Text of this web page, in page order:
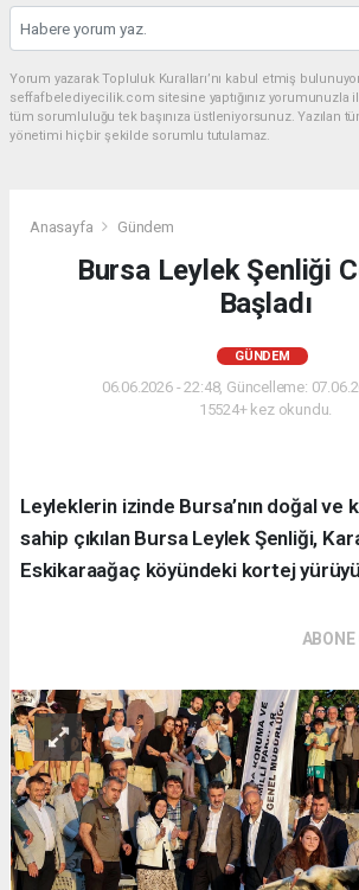
Yorum yazarak Topluluk Kuralları’nı kabul etmiş
seffafbelediyecilik.com sitesine yaptığınız yorumunuzla
tüm sorumluluğu tek başınıza üstleniyorsunuz. Yazılan
yönetimi hiçbir şekilde sorumlu tutulamaz.
Anasayfa Gündem
Bursa Leylek Şenliği
Başladı
GÜNDEM
06.06.2026 - 22:48, Güncelleme:
15524+ kez okundu.
Leyleklerin izinde Bursa’nın doğal ve
sahip çıkılan Bursa Leylek Şenliği,
Eskikaraağaç köyündeki kortej
ABONE